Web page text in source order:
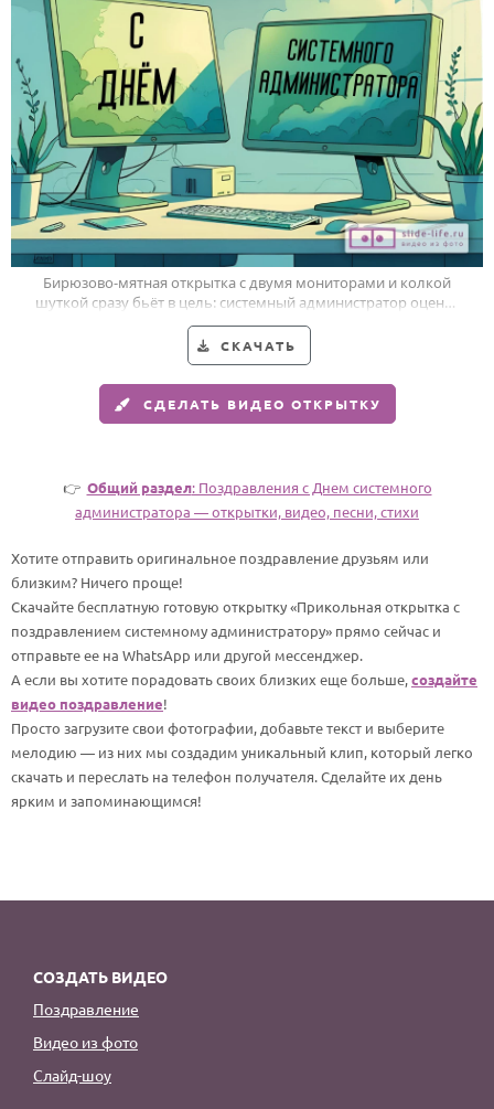
Годовщина свадьбы
Календарь праздников
КОМУ
Женщине
Мужчине
Маме
Папе
Детям
ПЕРСОНАЛЬНЫЕ
Пожелания
По годам
Бирюзово-мятная открытка с двумя мониторами и колкой
шуткой сразу бьёт в цель: системный администратор оценит
этот юмор.
СКАЧАТЬ
СДЕЛАТЬ ВИДЕО ОТКРЫТКУ
👉 Общий раздел: Поздравления с Днем системного
администратора — открытки, видео, песни, стихи
Хотите отправить оригинальное поздравление друзьям или
близким? Ничего проще!
Скачайте бесплатную готовую открытку «Прикольная открытка с
поздравлением системному администратору» прямо сейчас и
отправьте ее на WhatsApp или другой мессенджер.
А если вы хотите порадовать своих близких еще больше,создайте
видео поздравление!
Просто загрузите свои фотографии, добавьте текст и выберите
мелодию — из них мы создадим уникальный клип, который легко
скачать и переслать на телефон получателя. Сделайте их день
ярким и запоминающимся!
СОЗДАТЬ ВИДЕО
Поздравление
Видео из фото
Слайд-шоу